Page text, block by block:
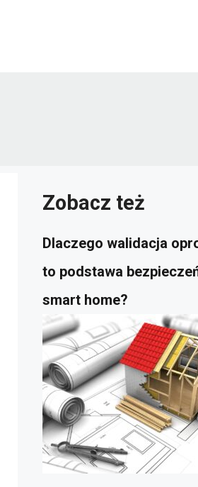
Zobacz też
Dlaczego walidacja
to podstawa
smart home?